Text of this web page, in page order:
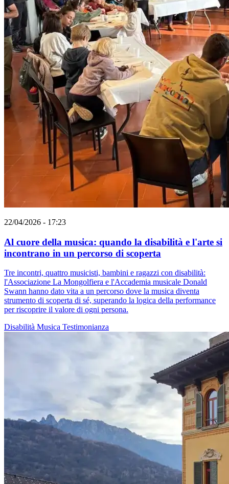
22/04/2026 - 17:23
Al cuore della musica: quando la disabilità e l'arte si
incontrano in un percorso di scoperta
Tre incontri, quattro musicisti, bambini e ragazzi con disabilità:
l'Associazione La Mongolfiera e l'Accademia musicale Donald
Swann hanno dato vita a un percorso dove la musica diventa
strumento di scoperta di sé, superando la logica della performance
per riscoprire il valore di ogni persona.
Disabilità Musica Testimonianza